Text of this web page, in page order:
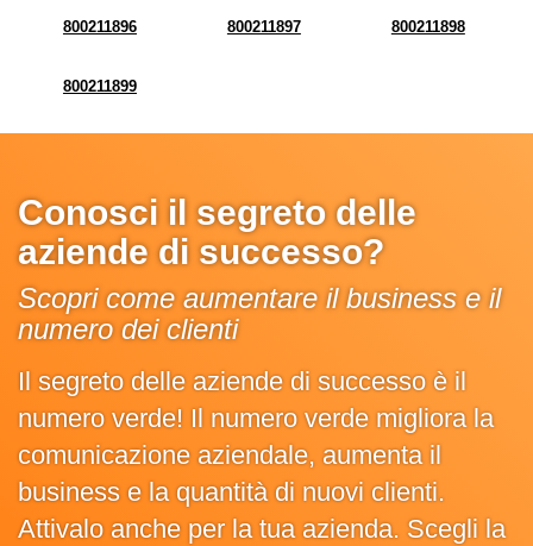
800211896 800211897 800211898
800211899
Conosci il segreto delle
aziende di successo?
Scopri come aumentare il business e il
numero dei clienti
Il segreto delle aziende di successo è il
numero verde! Il numero verde migliora la
comunicazione aziendale, aumenta il
business e la quantità di nuovi clienti.
Attivalo anche per la tua azienda. Scegli la